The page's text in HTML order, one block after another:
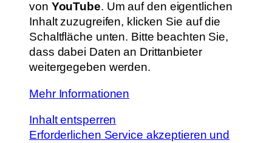
von YouTube. Um auf den eigentlichen
Inhalt zuzugreifen, klicken Sie auf die
Schaltfläche unten. Bitte beachten Sie,
dass dabei Daten an Drittanbieter
weitergegeben werden.
Mehr Informationen
Inhalt entsperren
Erforderlichen Service akzeptieren und